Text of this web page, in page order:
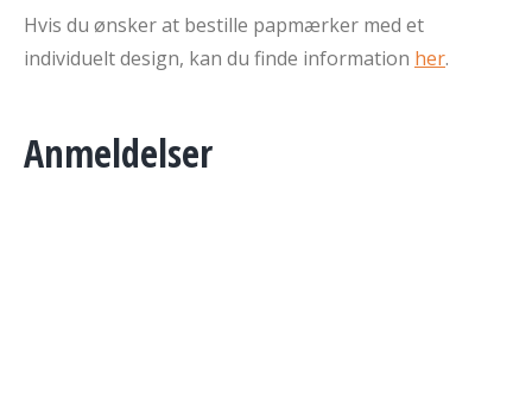
Hvis du ønsker at bestille papmærker med et
individuelt design, kan du finde information her.
Anmeldelser